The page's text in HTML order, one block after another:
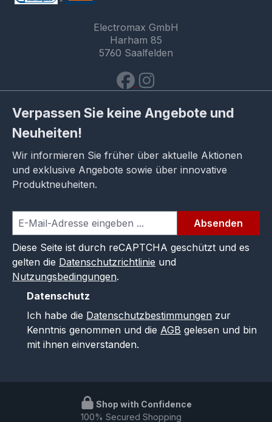
Electromax GmbH
Harham 85
5760 Saalfelden
Verpassen Sie keine Angebote und
Neuheiten!
Wir informieren Sie früher über aktuelle Aktionen
und exklusive Angebote sowie über innovative
Produktneuheiten.
Absenden
Diese Seite ist durch reCAPTCHA geschützt und es
gelten die Datenschutzrichtlinie und
Nutzungsbedingungen.
Datenschutz
Ich habe die Datenschutzbestimmungen zur
Kenntnis genommen und die AGB gelesen und bin
mit ihnen einverstanden.
Shop with Confidence
100% Secured Shopping